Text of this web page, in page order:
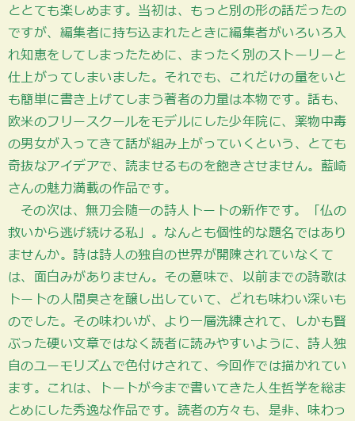
ととても楽しめます。当初は、もっと別の形の話だったの
ですが、編集者に持ち込まれたときに編集者がいろいろ入
れ知恵をしてしまったために、まったく別のストーリーと
仕上がってしまいました。それでも、これだけの量をいと
も簡単に書き上げてしまう著者の力量は本物です。話も、
欧米のフリースクールをモデルにした少年院に、薬物中毒
の男女が入ってきて話が組み上がっていくという、とても
奇抜なアイデアで、読ませるものを飽きさせません。藍崎
さんの魅力満載の作品です。
その次は、無刀会随一の詩人トートの新作です。「仏の
救いから逃げ続ける私」。なんとも個性的な題名ではあり
ませんか。詩は詩人の独自の世界が開陳されていなくて
は、面白みがありません。その意味で、以前までの詩歌は
トートの人間臭さを醸し出していて、どれも味わい深いも
のでした。その味わいが、より一層洗練されて、しかも賢
ぶった硬い文章ではなく読者に読みやすいように、詩人独
自のユーモリズムで色付けされて、今回作では描かれてい
ます。これは、トートが今まで書いてきた人生哲学を総ま
とめにした秀逸な作品です。読者の方々も、是非、味わっ